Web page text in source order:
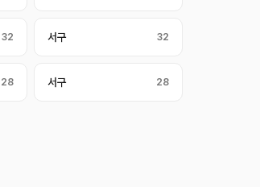
32 서구 32
28 서구 28